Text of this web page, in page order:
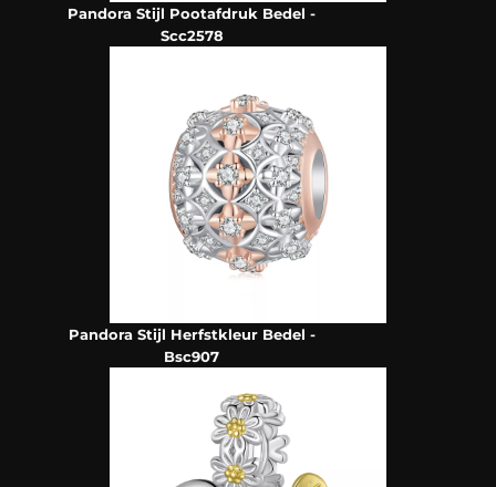
Pandora Stijl Pootafdruk Bedel -
Scc2578
Pandora Stijl Herfstkleur Bedel -
Bsc907